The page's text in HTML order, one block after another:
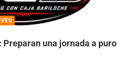
Preparan una jornada a puro